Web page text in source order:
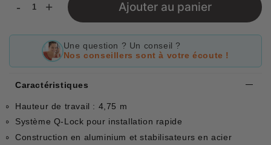
- + Ajouter au panier
Une question ? Un conseil ?
Nos conseillers sont à votre écoute !
Caractéristiques
Hauteur de travail : 4,75 m
Système Q-Lock pour installation rapide
Construction en aluminium et stabilisateurs en acier